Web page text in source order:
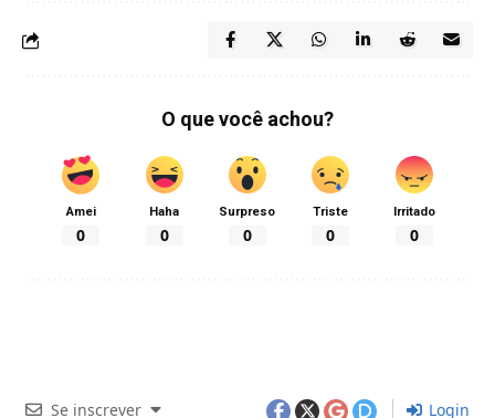
O que você achou?
Amei
0
Haha
0
Surpreso
0
Triste
0
Irritado
0
Se inscrever Login